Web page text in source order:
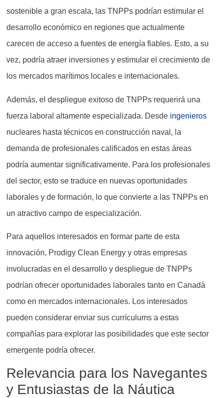
sostenible a gran escala, las TNPPs podrían estimular el
desarrollo económico en regiones que actualmente
carecen de acceso a fuentes de energía fiables. Esto, a su
vez, podría atraer inversiones y estimular el crecimiento de
los mercados marítimos locales e internacionales.
Además, el despliegue exitoso de TNPPs requerirá una
fuerza laboral altamente especializada. Desde ingenieros
nucleares hasta técnicos en construcción naval, la
demanda de profesionales calificados en estas áreas
podría aumentar significativamente. Para los profesionales
del sector, esto se traduce en nuevas oportunidades
laborales y de formación, lo que convierte a las TNPPs en
un atractivo campo de especialización.
Para aquellos interesados en formar parte de esta
innovación, Prodigy Clean Energy y otras empresas
involucradas en el desarrollo y despliegue de TNPPs
podrían ofrecer oportunidades laborales tanto en Canadá
como en mercados internacionales. Los interesados
pueden considerar enviar sus currículums a estas
compañías para explorar las posibilidades que este sector
emergente podría ofrecer.
Relevancia para los Navegantes
y Entusiastas de la Náutica